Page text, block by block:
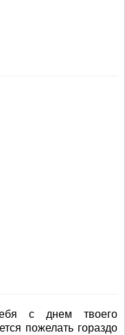
с днем твоего
пожелать гораздо